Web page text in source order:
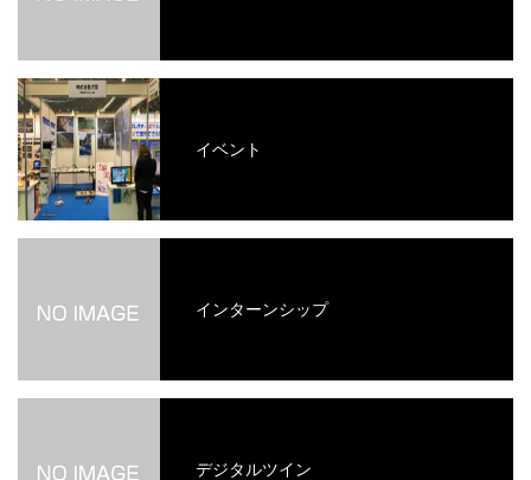
イベント
インターンシップ
デジタルツイン